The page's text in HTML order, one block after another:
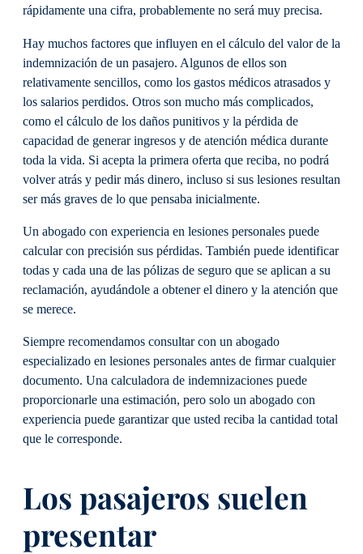
rápidamente una cifra, probablemente no será muy precisa.
Hay muchos factores que influyen en el cálculo del valor de la
indemnización de un pasajero. Algunos de ellos son
relativamente sencillos, como los gastos médicos atrasados y
los salarios perdidos. Otros son mucho más complicados,
como el cálculo de los daños punitivos y la pérdida de
capacidad de generar ingresos y de atención médica durante
toda la vida. Si acepta la primera oferta que reciba, no podrá
volver atrás y pedir más dinero, incluso si sus lesiones resultan
ser más graves de lo que pensaba inicialmente.
Un abogado con experiencia en lesiones personales puede
calcular con precisión sus pérdidas. También puede identificar
todas y cada una de las pólizas de seguro que se aplican a su
reclamación, ayudándole a obtener el dinero y la atención que
se merece.
Siempre recomendamos consultar con un abogado
especializado en lesiones personales antes de firmar cualquier
documento. Una calculadora de indemnizaciones puede
proporcionarle una estimación, pero solo un abogado con
experiencia puede garantizar que usted reciba la cantidad total
que le corresponde.
Los pasajeros suelen
presentar